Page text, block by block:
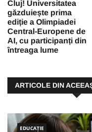
Cluj! Universitatea
găzduiește prima
ediție a Olimpiadei
Central-Europene de
AI, cu participanți din
întreaga lume
ARTICOLE DIN
EDUCAȚIE